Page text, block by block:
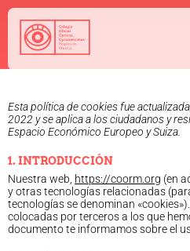
Salud visual
¿Qué puede hacer tu óptico por ti?
¿Quién es el óptico-optometrista?
Preguntas frecuentes
Consejos de tu óptico-optometrista
Política de cookies
Esta política de cookies fue
2022 y se aplica a los ciudadanos y
Espacio Económico Europeo y Suiza.
1. INTRODUCCIÓN
Nuestra web, https://coorm.org (en
y otras tecnologías relacionadas
tecnologías se denominan
colocadas por terceros a los que
documento te informamos sobre el